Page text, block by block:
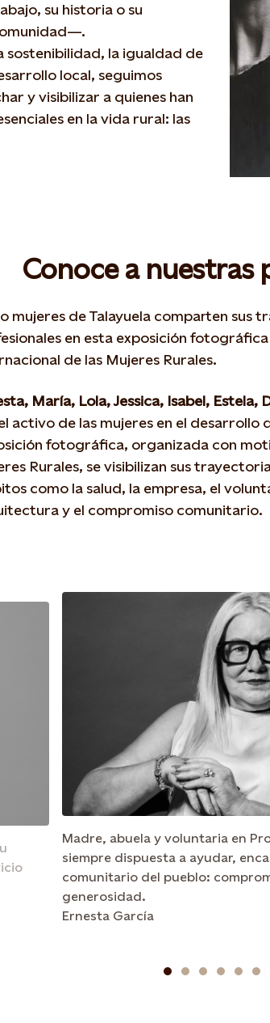
su historia o su
sostenibilidad, la igualdad de
local, seguimos
y visibilizar a quienes han
en la vida rural: las
Conoce a nuestras
mujeres de Talayuela comparten sus
en esta exposición
de las Mujeres Rurales.
María, Lola, Jessica, Isabel, Estela,
activo de las mujeres en el desarrollo
fotográfica, organizada con
Rurales, se visibilizan sus
como la salud, la empresa, el
y el compromiso comunitario.
Madre, abuela y voluntaria en
siempre dispuesta a ayudar,
comunitario del pueblo:
generosidad.
Ernesta García